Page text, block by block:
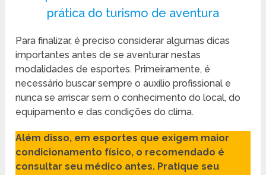
prática do turismo de aventura
Para finalizar, é preciso considerar algumas dicas
importantes antes de se aventurar nestas
modalidades de esportes. Primeiramente, é
necessário buscar sempre o auxílio profissional e
nunca se arriscar sem o conhecimento do local, do
equipamento e das condições do clima.
Além disso, em esportes que exigem maior
condicionamento físico, o recomendado é
consultar seu médico antes. Pratique seu